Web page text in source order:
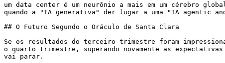
um data center é um neurônio a mais em um cérebro
quando a "IA generativa" der lugar a uma "IA agentic
## O Futuro Segundo o Oráculo de Santa Clara
Se os resultados do terceiro trimestre foram
o quarto trimestre, superando novamente as
vai parar.